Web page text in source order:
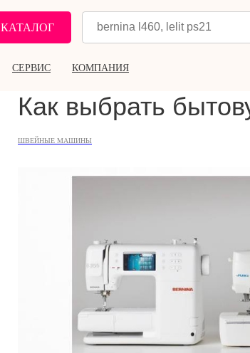
КАТАЛОГ
СЕРВИС КОМПАНИЯ
Как выбрать
ШВЕЙНЫЕ МАШИНЫ